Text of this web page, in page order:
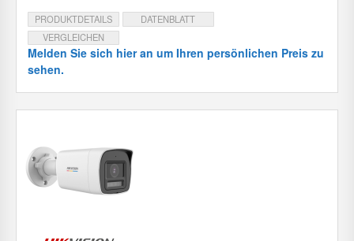
PRODUKTDETAILS
DATENBLATT
VERGLEICHEN
Melden Sie sich hier an um Ihren persönlichen Preis zu
sehen.